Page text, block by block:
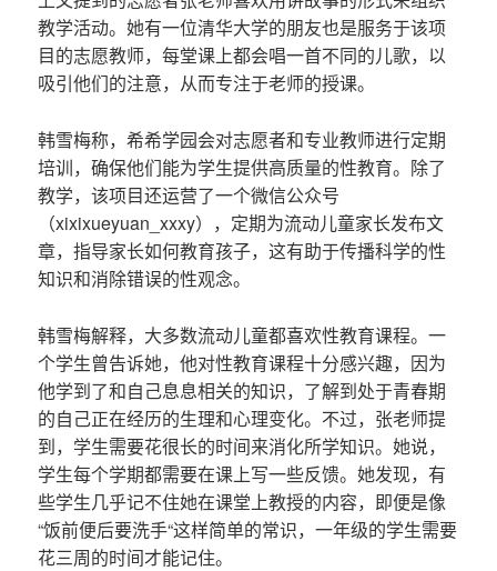
教学活动。她有一位清华大学的朋友也是服务于该项
目的志愿教师，每堂课上都会唱一首不同的儿歌，以
吸引他们的注意，从而专注于老师的授课。
韩雪梅称，希希学园会对志愿者和专业教师进行定期
培训，确保他们能为学生提供高质量的性教育。除了
教学，该项目还运营了一个微信公众号
（xixixueyuan_xxxy），定期为流动儿童家长发布文
章，指导家长如何教育孩子，这有助于传播科学的性
知识和消除错误的性观念。
韩雪梅解释，大多数流动儿童都喜欢性教育课程。一
个学生曾告诉她，他对性教育课程十分感兴趣，因为
他学到了和自己息息相关的知识，了解到处于青春期
的自己正在经历的生理和心理变化。不过，张老师提
到，学生需要花很长的时间来消化所学知识。她说，
学生每个学期都需要在课上写一些反馈。她发现，有
些学生几乎记不住她在课堂上教授的内容，即便是像
“饭前便后要洗手“这样简单的常识，一年级的学生需要
花三周的时间才能记住。